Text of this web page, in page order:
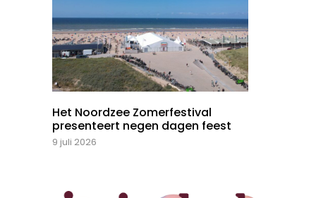
Het Noordzee Zomerfestival
presenteert negen dagen feest
9 juli 2026